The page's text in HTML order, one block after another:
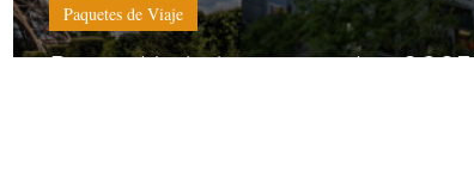
París y Madrid en noviembre 2025
Paquetes de Viaje